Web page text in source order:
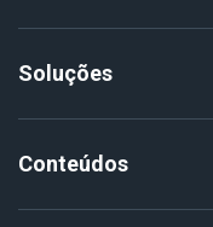
Soluções
Conteúdos